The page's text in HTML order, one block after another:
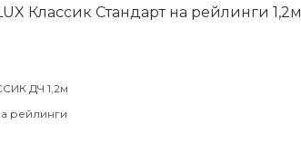
Классик Стандарт на рейлинги 1,2м
ДЧ 1,2м
рейлинги